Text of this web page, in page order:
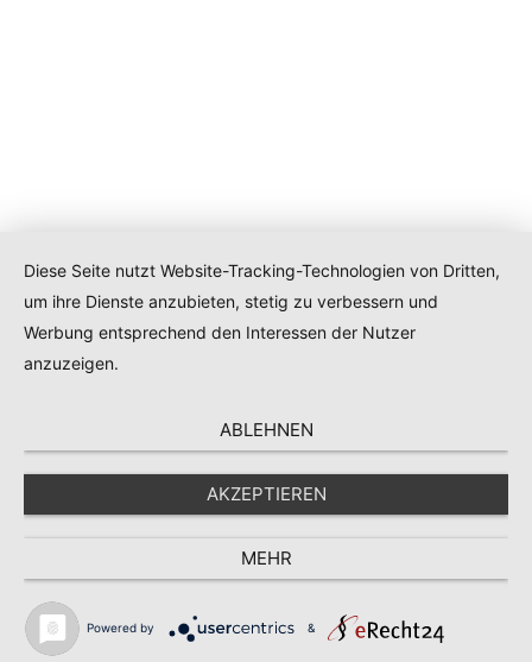
Diese Seite nutzt Website-Tracking-Technologien von Dritten,
um ihre Dienste anzubieten, stetig zu verbessern und
Werbung entsprechend den Interessen der Nutzer
anzuzeigen.
ABLEHNEN
AKZEPTIEREN
MEHR
Powered by &